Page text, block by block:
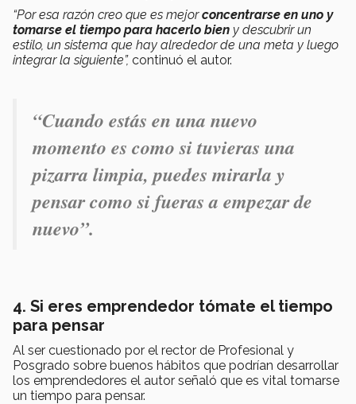
“Por esa razón creo que es mejorconcentrarse en uno y
tomarse el tiempo para hacerlo bien y descubrir un
estilo, un sistema que hay alrededor de una meta y luego
integrar la siguiente”, continuó el autor.
“Cuando estás en una nuevo
momento es como si tuvieras una
pizarra limpia, puedes mirarla y
pensar como si fueras a empezar de
nuevo”.
4. Si eres emprendedor tómate el tiempo
para pensar
Al ser cuestionado por el rector de Profesional y
Posgrado sobre buenos hábitos que podrían desarrollar
los emprendedores el autor señaló que es vital tomarse
un tiempo para pensar.